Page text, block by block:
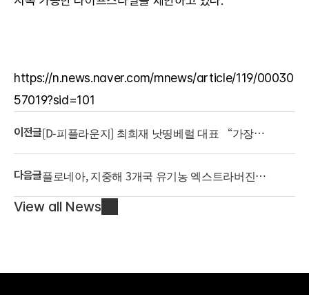
https://n.news.naver.com/mnews/article/119/00030
57019?sid=101
이전글[D-피플라운지] 최희재 낫띵베럴 대표 “가장
다음글플로네아, 지중해 3개국 유기농 엑스트라버진
View all News